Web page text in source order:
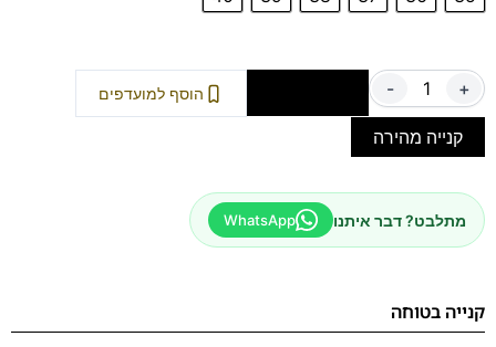
- + הוסף למועדפים
קנייה מהירה
מתלבט? דבר איתנו WhatsApp
קנייה בטוחה